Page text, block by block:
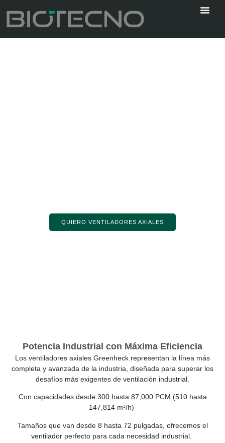
QUIERO VENTILADORES AXIALES
Potencia Industrial con Máxima Eficiencia
Los ventiladores axiales Greenheck representan la línea más
completa y avanzada de la industria, diseñada para superar los
desafíos más exigentes de ventilación industrial.
Con capacidades desde 300 hasta 87,000 PCM (510 hasta
147,814 m³/h)
Tamaños que van desde 8 hasta 72 pulgadas, ofrecemos el
ventilador perfecto para cada necesidad industrial.